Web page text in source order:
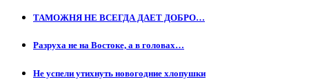
ТАМОЖНЯ НЕ ВСЕГДА ДАЕТ ДОБРО…
Разруха не на Востоке, а в головах…
Не успели утихнуть новогодние хлопушки